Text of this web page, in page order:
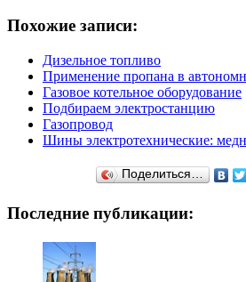
Похожие записи:
Дизельное топливо
Применение пропана в
Газовое котельное оборудование
Подбираем электростанцию
Газопровод
Шины электротехнические:
Поделиться…
Последние публикации: